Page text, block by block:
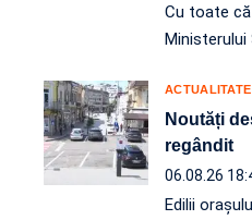
Cu toate
Ministerului
ACTUALITATE
Noutăți
regândit
06.08.26
Edilii